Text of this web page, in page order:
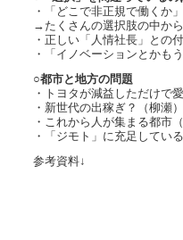
・「どこで非正規で働くか
→たくさんの選択肢の中か
・正しい「人情社長」との
・「イノベーションとかも
○都市と地方の問題
・トヨタが減益しただけで
・新世代の出稼ぎ？（柳瀬）
・これから人が集まる都市
・「ジモト」に充足してい
参考資料↓